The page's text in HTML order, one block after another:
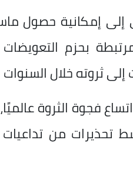
إلى إمكانية
بحزم
ثروته خلال السنوات
فجوة الثروة
تحذيرات من